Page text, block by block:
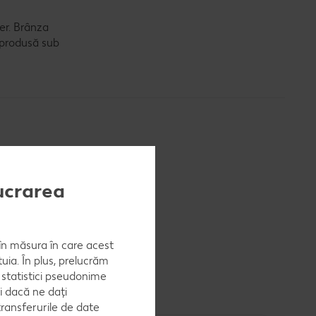
Brânza
sub
măsura în care acest
În plus, prelucrăm
pseudonime
dacă ne dați
de date